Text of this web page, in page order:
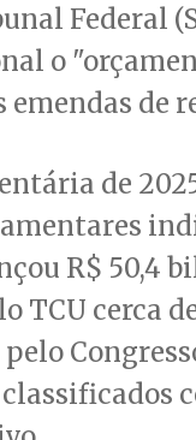
Federal
o
emendas de
de
R$ 50,4
TCU cerca